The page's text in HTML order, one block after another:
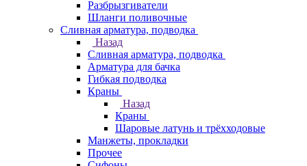
Разбрызгиватели
Шланги поливочные
Сливная арматура, подводка
Назад
Сливная арматура, подводка
Арматура для бачка
Гибкая подводка
Краны
Назад
Краны
Шаровые латунь и трёхходовые
Манжеты, прокладки
Прочее